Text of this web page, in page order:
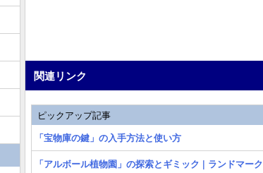
関連リンク
ピックアップ記事
「宝物庫の鍵」の入手方法と使い方
「アルボール植物園」の探索とギミック | ランドマーク